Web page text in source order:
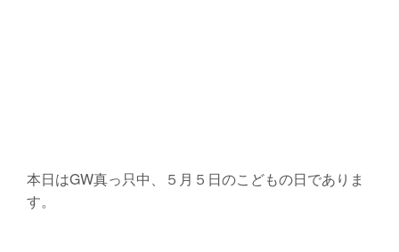
本日はGW真っ只中、５月５日のこどもの日でありま
す。